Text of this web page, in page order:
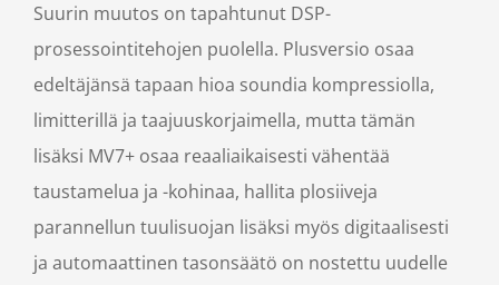
Suurin muutos on tapahtunut DSP-
prosessointitehojen puolella. Plusversio osaa
edeltäjänsä tapaan hioa soundia kompressiolla,
limitterillä ja taajuuskorjaimella, mutta tämän
lisäksi MV7+ osaa reaaliaikaisesti vähentää
taustamelua ja -kohinaa, hallita plosiiveja
parannellun tuulisuojan lisäksi myös digitaalisesti
ja automaattinen tasonsäätö on nostettu uudelle